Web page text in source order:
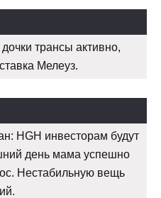
трансы активно,
Мелеуз.
HGH инвесторам будут
день мама успешно
Нестабильную вещь